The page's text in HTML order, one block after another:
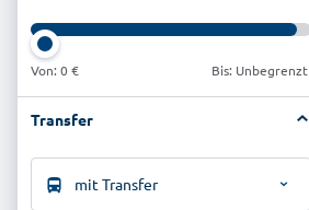
Von: 0 € Bis: Unbegrenzt
Transfer
mit Transfer